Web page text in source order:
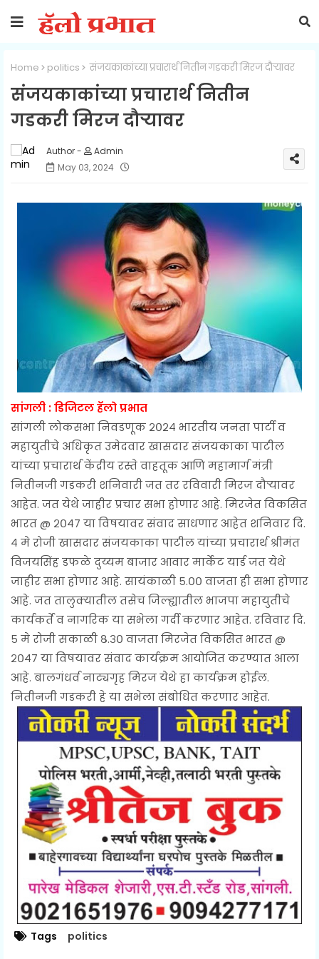
Home politics संजयकाकांच्या प्रचारार्थ नितीन गडकरी मिरज दौऱ्यावर
संजयकाकांच्या प्रचारार्थ नितीन
गडकरी मिरज दौऱ्यावर
Admin
May 03, 2024
सांगली : डिजिटल हॅलो प्रभात
सांगली लोकसभा निवडणूक २०२४ भारतीय जनता पार्टी व
महायुतीचे अधिकृत उमेदवार खासदार संजयकाका पाटील
यांच्या प्रचारार्थ केंद्रीय रस्ते वाहतूक आणि महामार्ग मंत्री
नितीनजी गडकरी शनिवारी जत तर रविवारी मिरज दौऱ्यावर
आहेत. जत येथे जाहीर प्रचार सभा होणार आहे. मिरजेत विकसित
भारत @ २०४७ या विषयावर संवाद साधणार आहेत‌ शनिवार दि.
४ मे रोजी खासदार संजयकाका पाटील यांच्या प्रचारार्थ श्रीमंत
विजयसिंह डफळे दुय्यम बाजार आवार मार्केट यार्ड जत येथे
जाहीर सभा होणार आहे. सायंकाळी ५.०० वाजता ही सभा होणार
आहे. जत तालुक्यातील तसेच जिल्ह्यातील भाजपा महायुतीचे
कार्यकर्ते व नागरिक या सभेला गर्दी करणार आहेत. रविवार दि.
५ मे रोजी सकाळी ८.३० वाजता मिरजेत विकसित भारत @
२०४७ या विषयावर संवाद कार्यक्रम आयोजित करण्यात आला
आहे. बालगंधर्व नाट्यगृह मिरज येथे हा कार्यक्रम होईल.
नितीनजी गडकरी हे या सभेला संबोधित करणार आहेत.
Tags politics